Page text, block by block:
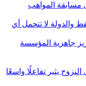
المواهب
والدولة لا تتحمل أي
جاهزية المؤسسة
يثير تفاعلًا واسعًا